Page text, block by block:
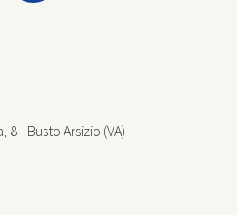
8 - Busto Arsizio (VA)